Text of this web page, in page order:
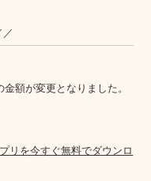
額が変更となりました。
リを今すぐ無料でダウンロ